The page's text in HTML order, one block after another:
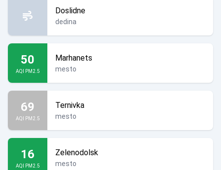
Doslidne
dedina
50
AQI PM2.5
Marhanets
mesto
69
AQI PM2.5
Ternivka
mesto
16
AQI PM2.5
Zelenodolsk
mesto